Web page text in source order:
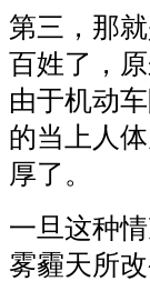
第三，那
百姓了，
由于机动
的当上人
厚了。
一旦这种
雾霾天所